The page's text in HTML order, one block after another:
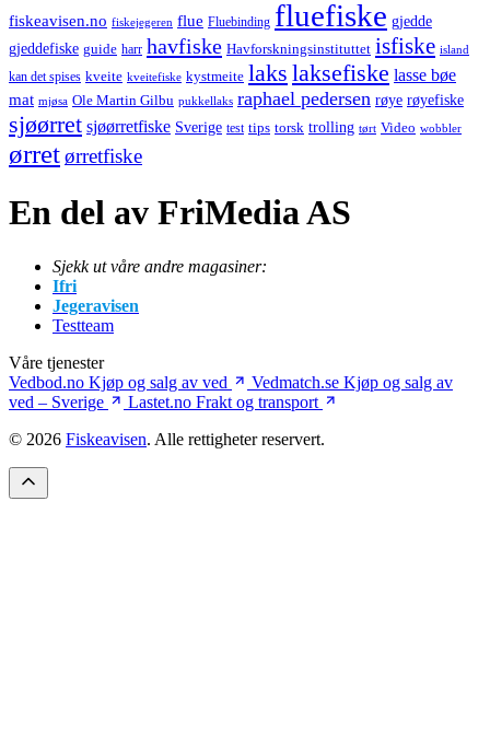
fiskeavisen.no fiskejegeren flue Fluebinding fluefiske gjedde
gjeddefiske guide harr havfiske Havforskningsinstituttet isfiske island
kan det spises kveite kveitefiske kystmeite laks laksefiske lasse bøe
mat mjøsa Ole Martin Gilbu pukkellaks raphael pedersen røye røyefiske
sjøørret sjøørretfiske Sverige test tips torsk trolling tørt Video wobbler
ørretørretfiske
En del av FriMedia AS
Sjekk ut våre andre magasiner:
Ifri
Jegeravisen
Testteam
Våre tjenester
Vedbod.no Kjøp og salg av ved Vedmatch.se Kjøp og salg av
ved – Sverige
Lastet.no Frakt og transport
© 2026 Fiskeavisen. Alle rettigheter reservert.